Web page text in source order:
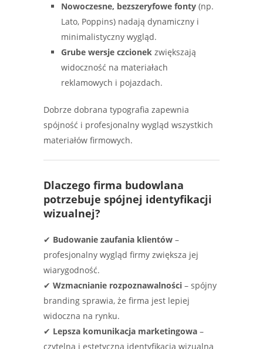
Nowoczesne, bezszeryfowe fonty (np.
Lato, Poppins) nadają dynamiczny i
minimalistyczny wygląd.
Grube wersje czcionek zwiększają
widoczność na materiałach
reklamowych i pojazdach.
Dobrze dobrana typografia zapewnia
spójność i profesjonalny wygląd wszystkich
materiałów firmowych.
Dlaczego firma budowlana
potrzebuje spójnej identyfikacji
wizualnej?
✔ Budowanie zaufania klientów –
profesjonalny wygląd firmy zwiększa jej
wiarygodność.
✔ Wzmacnianie rozpoznawalności – spójny
branding sprawia, że firma jest lepiej
widoczna na rynku.
✔ Lepsza komunikacja marketingowa –
czytelna i estetyczna identyfikacja wizualna